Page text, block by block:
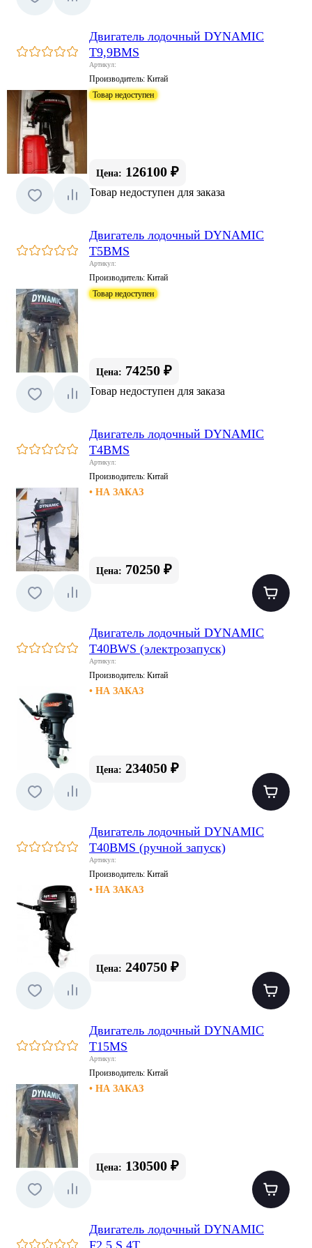
Двигатель лодочный DYNAMIC
T9,9BМS
Артикул:
Производитель: Китай
Товар недоступен
Цена: 126100 ₽
Товар недоступен для заказа
Двигатель лодочный DYNAMIC
T5BМS
Артикул:
Производитель: Китай
Товар недоступен
Цена: 74250 ₽
Товар недоступен для заказа
Двигатель лодочный DYNAMIC
T4BМS
Артикул:
Производитель: Китай
• НА ЗАКАЗ
Цена: 70250 ₽
Двигатель лодочный DYNAMIC
T40BWS (электрозапуск)
Артикул:
Производитель: Китай
• НА ЗАКАЗ
Цена: 234050 ₽
Двигатель лодочный DYNAMIC
T40BMS (ручной запуск)
Артикул:
Производитель: Китай
• НА ЗАКАЗ
Цена: 240750 ₽
Двигатель лодочный DYNAMIC
T15MS
Артикул:
Производитель: Китай
• НА ЗАКАЗ
Цена: 130500 ₽
Двигатель лодочный DYNAMIC
F2.5 S 4T